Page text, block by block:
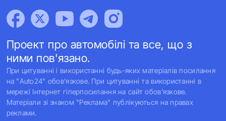
Проект про автомобілі та все, що з
ними пов'язано.
При цитуванні і використанні будь-яких матеріалів посилання
на "Auto24" обов'язкове. При цитуванні та використанні в
мережі Інтернет гіперпосилання на сайт обов'язкове.
Матеріали зі знаком "Реклама" публікуються на правах
реклами.